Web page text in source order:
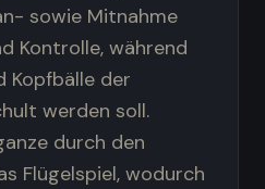
sowie Mitnahme
Kontrolle, während
Kopfbälle der
werden soll.
durch den
Flügelspiel, wodurch